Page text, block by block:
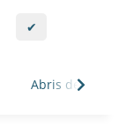
✔
Abris de